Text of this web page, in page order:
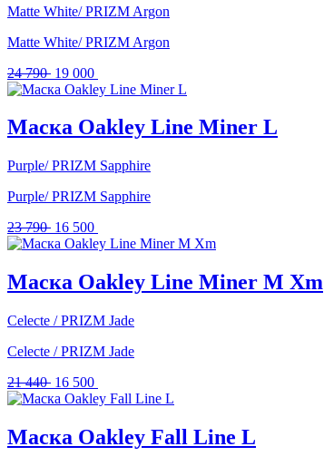
Matte White/ PRIZM Argon
Matte White/ PRIZM Argon
24 790 Первоначальная
цена
24
790 .
19 000
цена:
000 .
Маска Oakley Line Miner L
Purple/ PRIZM Sapphire
Purple/ PRIZM Sapphire
23 790 Первоначальная
цена
790 .
16 500
цена:
500 .
Маска Oakley Line Miner M Xm
Celecte / PRIZM Jade
Celecte / PRIZM Jade
21 440 Первоначальная
цена
440 .
16 500
цена:
500 .
Маска Oakley Fall Line L